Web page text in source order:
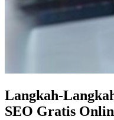
Langkah-
SEO Gratis